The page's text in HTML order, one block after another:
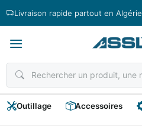
Livraison rapide partout en Algérie
Outillage Accessoires